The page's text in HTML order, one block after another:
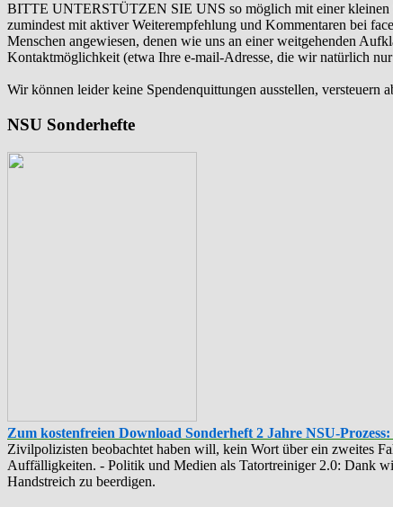
BITTE UNTERSTÜTZEN SIE UNS so möglich mit einer
zumindest mit aktiver Weiterempfehlung und Kommentaren bei
Menschen angewiesen, denen wie uns an einer weitgehenden
Kontaktmöglichkeit (etwa Ihre e-mail-Adresse, die wir natürlich
Wir können leider keine Spendenquittungen ausstellen, versteuern
NSU Sonderhefte
Zum kostenfreien Download Sonderheft 2 Jahre NSU-
Zivilpolizisten beobachtet haben will, kein Wort über ein zweites
Auffälligkeiten. - Politik und Medien als ‪Tatortreiniger‬ 2.0: Dank
Handstreich zu beerdigen.